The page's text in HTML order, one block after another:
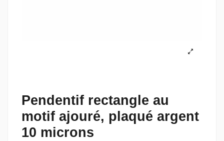
Pendentif rectangle au
motif ajouré, plaqué argent
10 microns